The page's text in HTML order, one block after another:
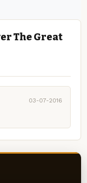
The Great
03-07-2016